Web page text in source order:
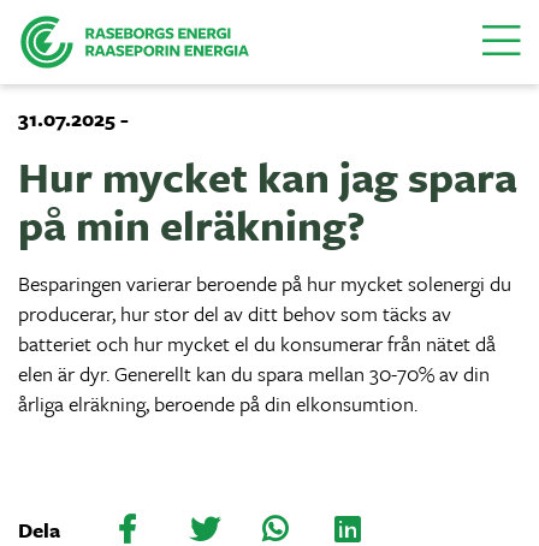
Menu
31.07.2025 -
Hur mycket kan jag spara
på min elräkning?
Besparingen varierar beroende på hur mycket solenergi du
producerar, hur stor del av ditt behov som täcks av
batteriet och hur mycket el du konsumerar från nätet då
elen är dyr. Generellt kan du spara mellan 30-70% av din
årliga elräkning, beroende på din elkonsumtion.
Dela